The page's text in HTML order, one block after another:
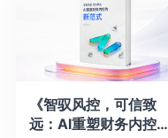
《智驭风控，可信致
远：Al重塑财务内控的